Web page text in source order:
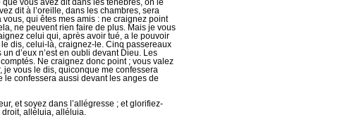
vous avez dit dans les ténèbres, on le
dit à l’oreille, dans les chambres, sera
qui êtes mes amis : ne craignez point
ne peuvent rien faire de plus. Mais je vous
celui qui, après avoir tué, a le pouvoir
dis, celui-là, craignez-le. Cinq passereaux
d’eux n’est en oubli devant Dieu. Les
Ne craignez donc point ; vous valez
vous le dis, quiconque me confessera
le confessera aussi devant les anges de
et soyez dans l’allégresse ; et glorifiez-
alléluia, alléluia.